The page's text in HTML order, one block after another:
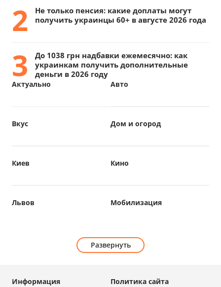
2
Не только пенсия: какие доплаты могут
получить украинцы 60+ в августе 2026 года
3
До 1038 грн надбавки ежемесячно: как
украинкам получить дополнительные
деньги в 2026 году
Авто
Актуально
Вкус Дом и огород
Киев Кино
Львов Мобилизация
Развернуть
Политика сайта
Информация